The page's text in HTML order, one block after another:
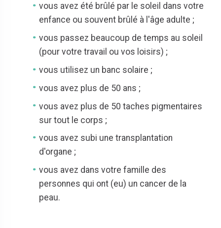
vous avez été brûlé par le soleil dans votre
enfance ou souvent brûlé à l'âge adulte ;
vous passez beaucoup de temps au soleil
(pour votre travail ou vos loisirs) ;
vous utilisez un banc solaire ;
vous avez plus de 50 ans ;
vous avez plus de 50 taches pigmentaires
sur tout le corps ;
vous avez subi une transplantation
d'organe ;
vous avez dans votre famille des
personnes qui ont (eu) un cancer de la
peau.